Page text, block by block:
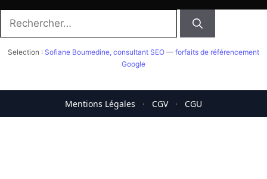
Rechercher :
Selection : Sofiane Boumedine, consultant SEO — forfaits de référencement
Google
Mentions Légales · CGV · CGU